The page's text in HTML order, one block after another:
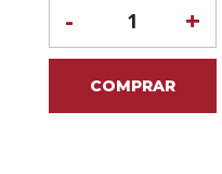
+
-
COMPRAR